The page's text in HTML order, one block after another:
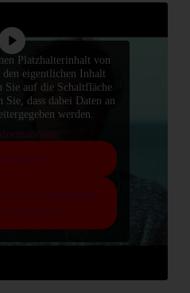
Platzhalterinhalt von
den eigentlichen Inhalt
Sie auf die Schaltfläche
Sie, dass dabei Daten an
werden.